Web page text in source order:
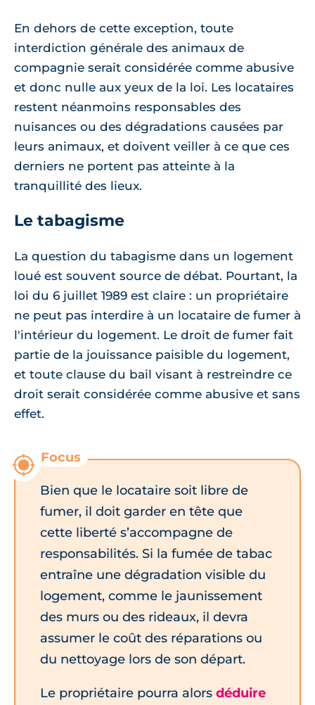
En dehors de cette exception, toute
interdiction générale des animaux de
compagnie serait considérée comme abusive
et donc nulle aux yeux de la loi. Les locataires
restent néanmoins responsables des
nuisances ou des dégradations causées par
leurs animaux, et doivent veiller à ce que ces
derniers ne portent pas atteinte à la
tranquillité des lieux.
Le tabagisme
La question du tabagisme dans un logement
loué est souvent source de débat. Pourtant, la
loi du 6 juillet 1989 est claire : un propriétaire
ne peut pas interdire à un locataire de fumer à
l'intérieur du logement. Le droit de fumer fait
partie de la jouissance paisible du logement,
et toute clause du bail visant à restreindre ce
droit serait considérée comme abusive et sans
effet.
Bien que le locataire soit libre de
fumer, il doit garder en tête que
cette liberté s’accompagne de
responsabilités. Si la fumée de tabac
entraîne une dégradation visible du
logement, comme le jaunissement
des murs ou des rideaux, il devra
assumer le coût des réparations ou
du nettoyage lors de son départ.
Le propriétaire pourra alors déduire